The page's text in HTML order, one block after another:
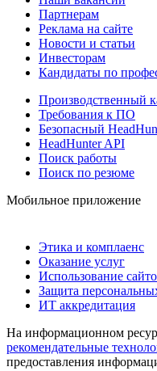
Партнерам
Реклама на сайте
Новости и статьи
Инвесторам
Кандидаты по
Производственный
Требования к ПО
Безопасный
HeadHunter API
Поиск работы
Поиск по резюме
Мобильное приложение
Этика и комплаенс
Оказание услуг
Использование
Защита
ИТ аккредитация
На информационном
рекомендательные
предоставления